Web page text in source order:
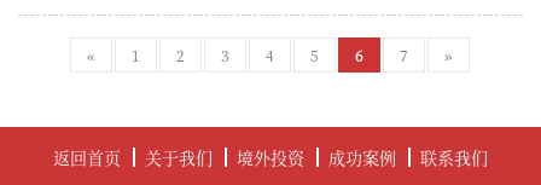
« 1 2 3 4 5 6 7 »
返回首页 关于我们 境外投资 成功案例 联系我们